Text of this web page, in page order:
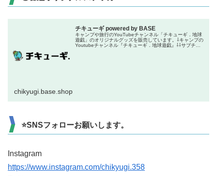
チキューギ powered by BASE
キャンプや旅行のYouTubeチャンネル「チキューギ．地球
遊戯」のオリジナルグッズを販売しています。⇩キャンプの
Youtubeチャンネル『チキューギ．地球遊戯』⇩⇩サブチャ
chikyugi.base.shop
⭐SNSフォローお願いします。
Instagram
https://www.instagram.com/chikyugi.358